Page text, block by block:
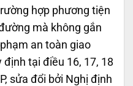
hợp phương tiện
mà không gắn
an toàn giao
tại điều 16, 17, 18
sửa đổi bởi Nghị định